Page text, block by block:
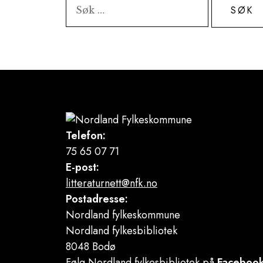
etter:
Telefon:
75 65 07 71
E-post:
litteraturnett@nfk.no
Postadresse:
Nordland fylkeskommune
Nordland fylkesbibliotek
8048 Bodø